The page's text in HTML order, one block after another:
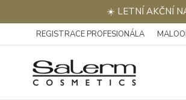
☀️ LETNÍ AKČNÍ
REGISTRACE PROFESIONÁLA